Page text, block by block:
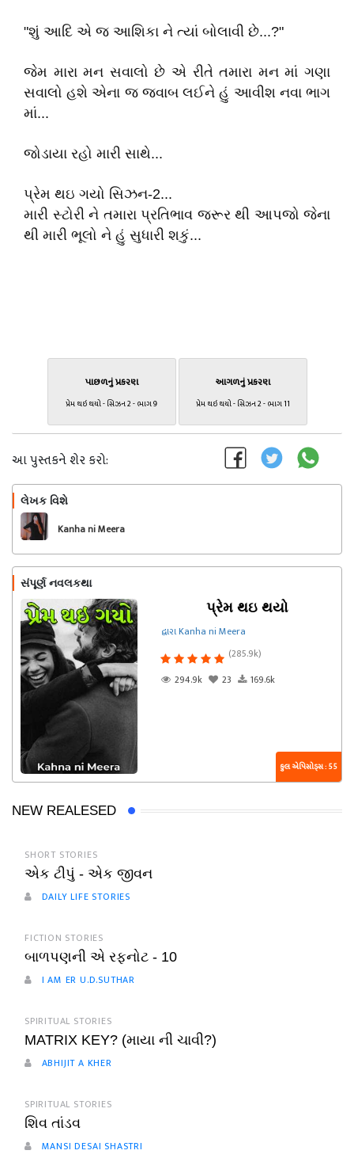
"શું આદિ એ જ આશિકા ને ત્યાં બોલાવી છે...?"
જેમ મારા મન સવાલો છે એ રીતે તમારા મન માં ગણા
સવાલો હશે એના જ જવાબ લઈને હું આવીશ નવા ભાગ
માં...
જોડાયા રહો મારી સાથે...
પ્રેમ થઇ ગયો સિઝન-2...
મારી સ્ટોરી ને તમારા પ્રતિભાવ જરૂર થી આપજો જેના
થી મારી ભૂલો ને હું સુધારી શકું...
પાછળનું પ્રકરણ
પ્રેમ થઇ થયો - સિઝન 2 - ભાગ 9
આગળનું પ્રકરણ
પ્રેમ થઇ થયો - સિઝન 2 - ભાગ 11
આ પુસ્તકને શેર કરો:
લેખક વિશે
Kanha ni Meera
સંપૂર્ણ નવલકથા
પ્રેમ થઇ થયો
દ્વારા Kanha ni Meera
(285.9k)
294.9k
23 169.6k
કુલ એપિસોડ્સ : 55
NEW REALESED
SHORT STORIES
એક ટીપું - એક જીવન
DAILY LIFE STORIES
FICTION STORIES
બાળપણની એ રફનોટ - 10
I AM ER U.D.SUTHAR
SPIRITUAL STORIES
MATRIX KEY? (માયા ની ચાવી?)
ABHIJIT A KHER
SPIRITUAL STORIES
શિવ તાંડવ
MANSI DESAI SHASTRI